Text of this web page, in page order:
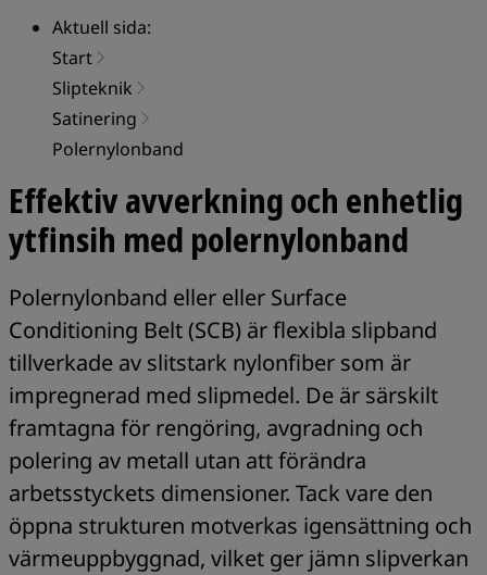
Aktuell sida:
Start
Slipteknik
Satinering
Polernylonband
Effektiv avverkning och enhetlig
ytfinsih med polernylonband
Polernylonband eller eller Surface
Conditioning Belt (SCB) är flexibla slipband
tillverkade av slitstark nylonfiber som är
impregnerad med slipmedel. De är särskilt
framtagna för rengöring, avgradning och
polering av metall utan att förändra
arbetsstyckets dimensioner. Tack vare den
öppna strukturen motverkas igensättning och
värmeuppbyggnad, vilket ger jämn slipverkan